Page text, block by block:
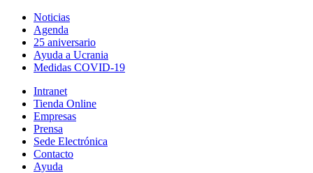
Noticias
Agenda
25 aniversario
Ayuda a Ucrania
Medidas COVID-19
Intranet
Tienda Online
Empresas
Prensa
Sede Electrónica
Contacto
Ayuda